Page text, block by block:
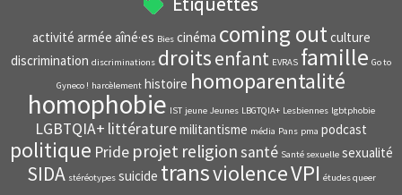
activité armée aîné·es Bies cinéma coming outculture
discrimination discriminations droitsenfant EVRAS famille Go to
Gyneco ! harcèlement histoire homoparentalité
homophobie IST jeune Jeunes LBGTQIA+ Lesbiennes lgbtphobie
LGBTQIA+ littératuremilitantisme média Pans pma podcast
politique Pride projet religionsanté Santé sexuelle sexualité
SIDA stéréotypes suicide transviolenceVPI études queer